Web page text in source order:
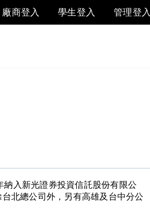
廠商登入 學生登入 管理登入
入新光證券投資信託股份有限公
北總公司外，另有高雄及台中分公